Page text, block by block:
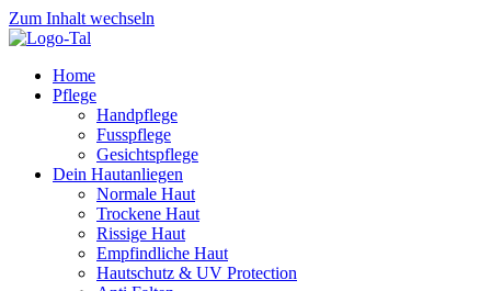
Zum Inhalt wechseln
Home
Pflege
Handpflege
Fusspflege
Gesichtspflege
Dein Hautanliegen
Normale Haut
Trockene Haut
Rissige Haut
Empfindliche Haut
Hautschutz & UV Protection